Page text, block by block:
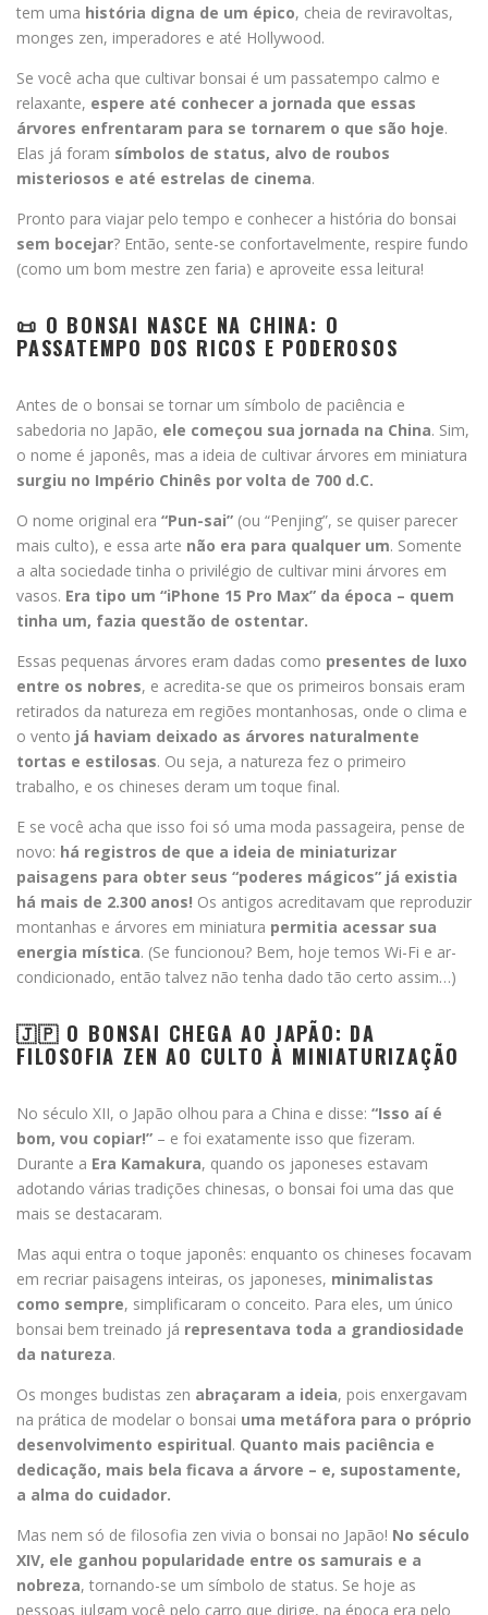
tem uma história digna de um épico, cheia de reviravoltas,
monges zen, imperadores e até Hollywood.
Se você acha que cultivar bonsai é um passatempo calmo e
relaxante, espere até conhecer a jornada que essas
árvores enfrentaram para se tornarem o que são hoje.
Elas já foram símbolos de status, alvo de roubos
misteriosos e até estrelas de cinema.
Pronto para viajar pelo tempo e conhecer a história do bonsai
sem bocejar? Então, sente-se confortavelmente, respire fundo
(como um bom mestre zen faria) e aproveite essa leitura!
📜 O BONSAI NASCE NA CHINA: O
PASSATEMPO DOS RICOS E PODEROSOS
Antes de o bonsai se tornar um símbolo de paciência e
sabedoria no Japão, ele começou sua jornada na China. Sim,
o nome é japonês, mas a ideia de cultivar árvores em miniatura
surgiu no Império Chinês por volta de 700 d.C.
O nome original era “Pun-sai” (ou “Penjing”, se quiser parecer
mais culto), e essa arte não era para qualquer um. Somente
a alta sociedade tinha o privilégio de cultivar mini árvores em
vasos. Era tipo um “iPhone 15 Pro Max” da época – quem
tinha um, fazia questão de ostentar.
Essas pequenas árvores eram dadas como presentes de luxo
entre os nobres, e acredita-se que os primeiros bonsais eram
retirados da natureza em regiões montanhosas, onde o clima e
o vento já haviam deixado as árvores naturalmente
tortas e estilosas. Ou seja, a natureza fez o primeiro
trabalho, e os chineses deram um toque final.
E se você acha que isso foi só uma moda passageira, pense de
novo: há registros de que a ideia de miniaturizar
paisagens para obter seus “poderes mágicos” já existia
há mais de 2.300 anos! Os antigos acreditavam que reproduzir
montanhas e árvores em miniatura permitia acessar sua
energia mística. (Se funcionou? Bem, hoje temos Wi-Fi e ar-
condicionado, então talvez não tenha dado tão certo assim…)
🇯🇵 O BONSAI CHEGA AO JAPÃO: DA
FILOSOFIA ZEN AO CULTO À MINIATURIZAÇÃO
No século XII, o Japão olhou para a China e disse: “Isso aí é
bom, vou copiar!” – e foi exatamente isso que fizeram.
Durante a Era Kamakura, quando os japoneses estavam
adotando várias tradições chinesas, o bonsai foi uma das que
mais se destacaram.
Mas aqui entra o toque japonês: enquanto os chineses focavam
em recriar paisagens inteiras, os japoneses, minimalistas
como sempre, simplificaram o conceito. Para eles, um único
bonsai bem treinado já representava toda a grandiosidade
da natureza.
Os monges budistas zen abraçaram a ideia, pois enxergavam
na prática de modelar o bonsai uma metáfora para o próprio
desenvolvimento espiritual. Quanto mais paciência e
dedicação, mais bela ficava a árvore – e, supostamente,
a alma do cuidador.
Mas nem só de filosofia zen vivia o bonsai no Japão! No século
XIV, ele ganhou popularidade entre os samurais e a
nobreza, tornando-se um símbolo de status. Se hoje as
pessoas julgam você pelo carro que dirige, na época era pelo